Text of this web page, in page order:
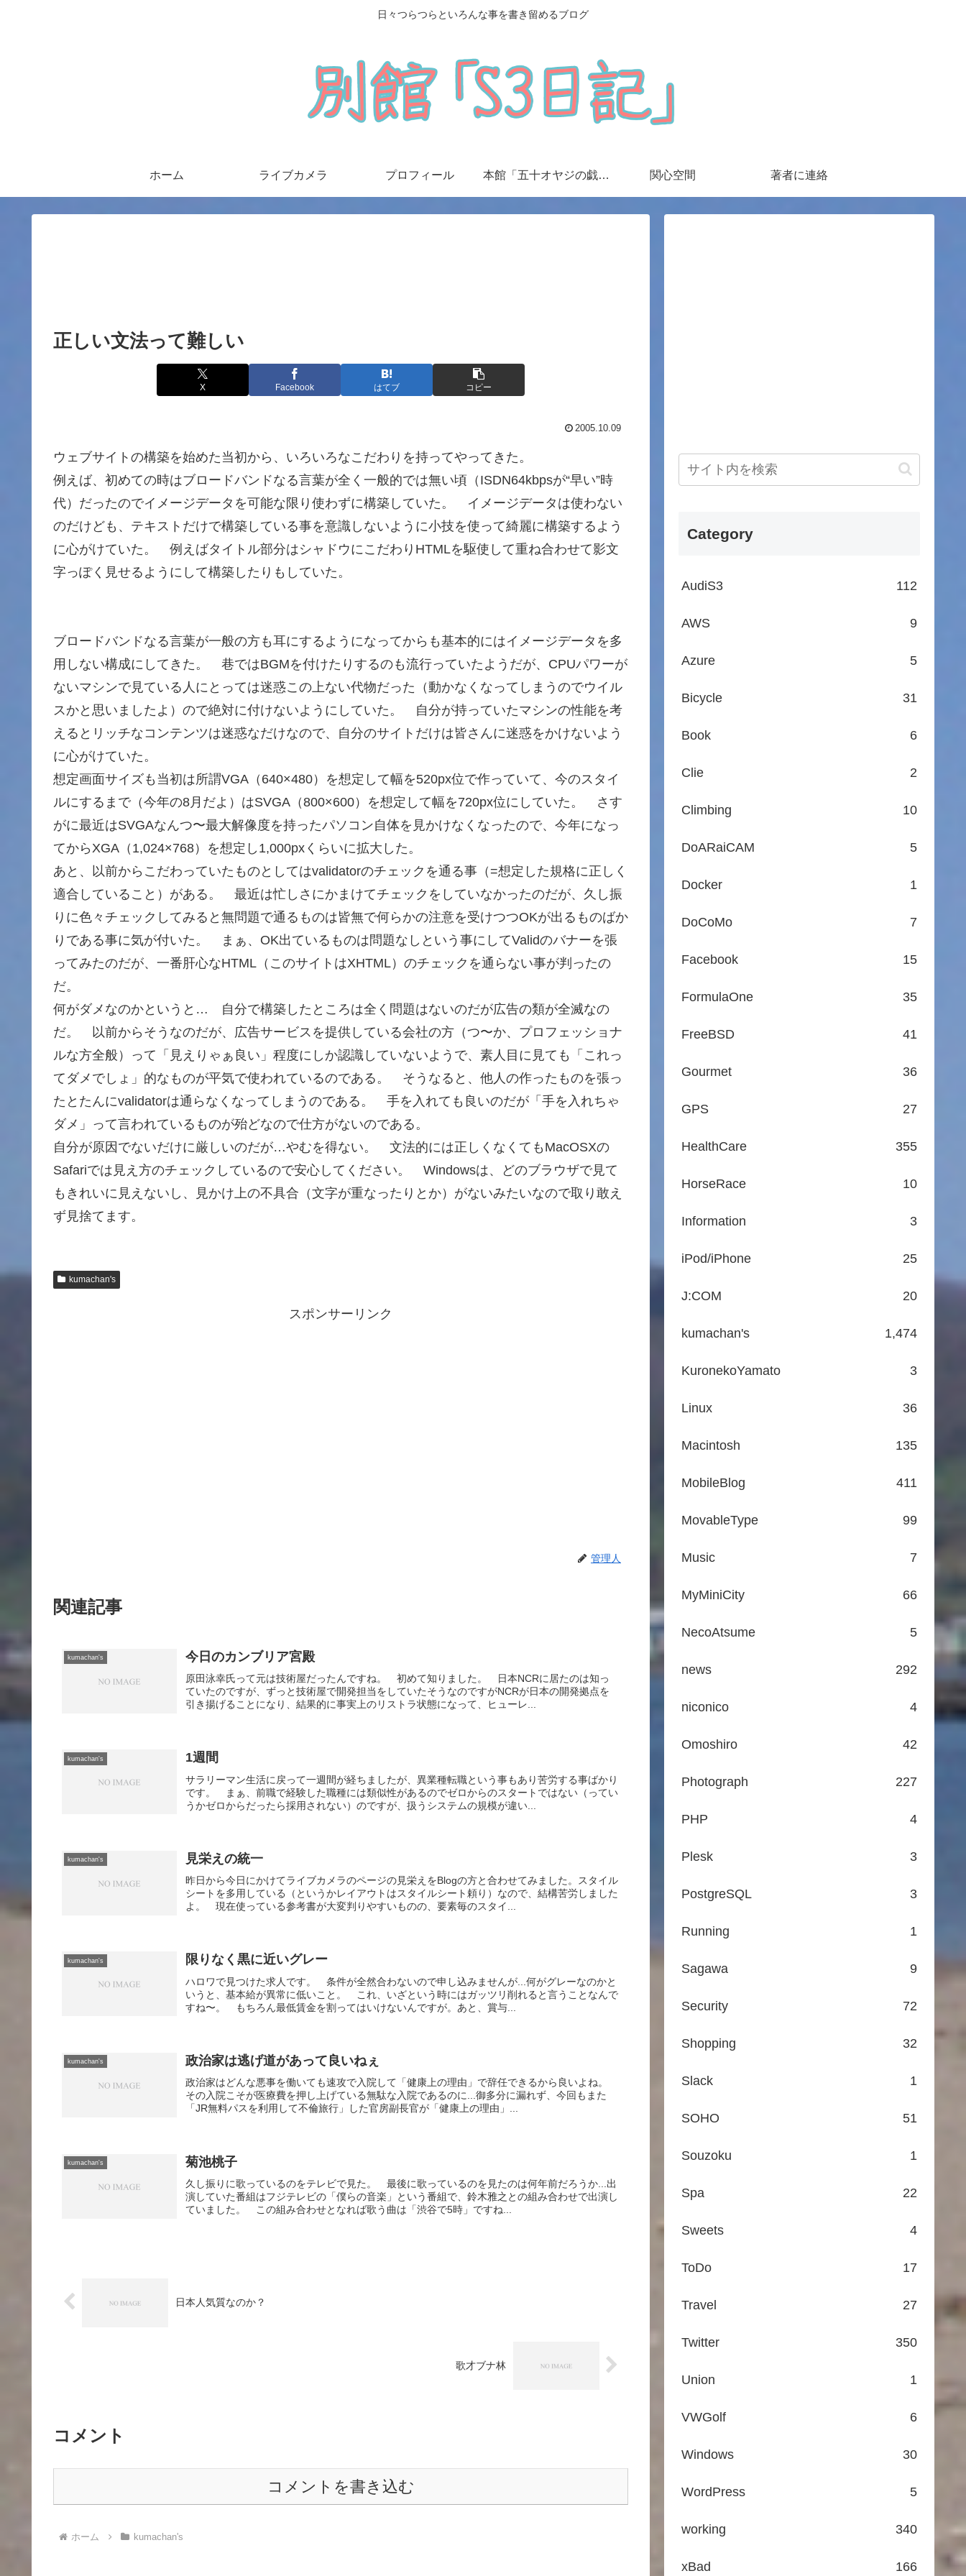
日々つらつらといろんな事を書き留めるブログ
ホーム ライブカメラ プロフィール 本館「五十オヤジの戯言日記」 関心空間 著者に連絡
正しい文法って難しい
X Facebook はてブ コピー
2005.10.09
ウェブサイトの構築を始めた当初から、いろいろなこだわりを持ってやってきた。
例えば、初めての時はブロードバンドなる言葉が全く一般的では無い頃（ISDN64kbpsが“早い”時
代）だったのでイメージデータを可能な限り使わずに構築していた。 イメージデータは使わない
のだけども、テキストだけで構築している事を意識しないように小技を使って綺麗に構築するよう
に心がけていた。 例えばタイトル部分はシャドウにこだわりHTMLを駆使して重ね合わせて影文
字っぽく見せるようにして構築したりもしていた。
ブロードバンドなる言葉が一般の方も耳にするようになってからも基本的にはイメージデータを多
用しない構成にしてきた。 巷ではBGMを付けたりするのも流行っていたようだが、CPUパワーが
ないマシンで見ている人にとっては迷惑この上ない代物だった（動かなくなってしまうのでウイル
スかと思いましたよ）ので絶対に付けないようにしていた。 自分が持っていたマシンの性能を考
えるとリッチなコンテンツは迷惑なだけなので、自分のサイトだけは皆さんに迷惑をかけないよう
に心がけていた。
想定画面サイズも当初は所謂VGA（640×480）を想定して幅を520px位で作っていて、今のスタイ
ルにするまで（今年の8月だよ）はSVGA（800×600）を想定して幅を720px位にしていた。 さす
がに最近はSVGAなんつ〜最大解像度を持ったパソコン自体を見かけなくなったので、今年になっ
てからXGA（1,024×768）を想定し1,000pxくらいに拡大した。
あと、以前からこだわっていたものとしてはvalidatorのチェックを通る事（=想定した規格に正しく
適合していること）がある。 最近は忙しさにかまけてチェックをしていなかったのだが、久し振
りに色々チェックしてみると無問題で通るものは皆無で何らかの注意を受けつつOKが出るものばか
りである事に気が付いた。 まぁ、OK出ているものは問題なしという事にしてValidのバナーを張
ってみたのだが、一番肝心なHTML（このサイトはXHTML）のチェックを通らない事が判ったの
だ。
何がダメなのかというと… 自分で構築したところは全く問題はないのだが広告の類が全滅なの
だ。 以前からそうなのだが、広告サービスを提供している会社の方（つ〜か、プロフェッショナ
ルな方全般）って「見えりゃぁ良い」程度にしか認識していないようで、素人目に見ても「これっ
てダメでしょ」的なものが平気で使われているのである。 そうなると、他人の作ったものを張っ
たとたんにvalidatorは通らなくなってしまうのである。 手を入れても良いのだが「手を入れちゃ
ダメ」って言われているものが殆どなので仕方がないのである。
自分が原因でないだけに厳しいのだが…やむを得ない。 文法的には正しくなくてもMacOSXの
Safariでは見え方のチェックしているので安心してください。 Windowsは、どのブラウザで見て
もきれいに見えないし、見かけ上の不具合（文字が重なったりとか）がないみたいなので取り敢え
ず見捨てます。
kumachan's
スポンサーリンク
管理人
関連記事
kumachan's 今日のカンブリア宮殿
原田泳幸氏って元は技術屋だったんですね。 初めて知りました。 日本NCRに居たのは知っ
ていたのですが、ずっと技術屋で開発担当をしていたそうなのですがNCRが日本の開発拠点を
引き揚げることになり、結果的に事実上のリストラ状態になって、ヒューレ...
kumachan's 1週間
サラリーマン生活に戻って一週間が経ちましたが、異業種転職という事もあり苦労する事ばかり
です。 まぁ、前職で経験した職種には類似性があるのでゼロからのスタートではない（ってい
うかゼロからだったら採用されない）のですが、扱うシステムの規模が違い...
kumachan's 見栄えの統一
昨日から今日にかけてライブカメラのページの見栄えをBlogの方と合わせてみました。スタイル
シートを多用している（というかレイアウトはスタイルシート頼り）なので、結構苦労しました
よ。 現在使っている参考書が大変判りやすいものの、要素毎のスタイ...
kumachan's 限りなく黒に近いグレー
ハロワで見つけた求人です。 条件が全然合わないので申し込みませんが...何がグレーなのかと
いうと、基本給が異常に低いこと。 これ、いざという時にはガッツリ削れると言うことなんで
すね〜。 もちろん最低賃金を割ってはいけないんですが。あと、賞与...
kumachan's 政治家は逃げ道があって良いねぇ
政治家はどんな悪事を働いても速攻で入院して「健康上の理由」で辞任できるから良いよね。
その入院こそが医療費を押し上げている無駄な入院であるのに...御多分に漏れず、今回もまた
「JR無料パスを利用して不倫旅行」した官房副長官が「健康上の理由」...
kumachan's 菊池桃子
久し振りに歌っているのをテレビで見た。 最後に歌っているのを見たのは何年前だろうか...出
演していた番組はフジテレビの「僕らの音楽」という番組で、鈴木雅之との組み合わせで出演し
ていました。 この組み合わせとなれば歌う曲は「渋谷で5時」ですね...
日本人気質なのか？
歌才ブナ林
コメント
コメントを書き込む
ホーム kumachan's
Category
AudiS3 112
AWS 9
Azure 5
Bicycle 31
Book 6
Clie 2
Climbing 10
DoARaiCAM 5
Docker 1
DoCoMo 7
Facebook 15
FormulaOne 35
FreeBSD 41
Gourmet 36
GPS 27
HealthCare 355
HorseRace 10
Information 3
iPod/iPhone 25
J:COM 20
kumachan's 1,474
KuronekoYamato 3
Linux 36
Macintosh 135
MobileBlog 411
MovableType 99
Music 7
MyMiniCity 66
NecoAtsume 5
news 292
niconico 4
Omoshiro 42
Photograph 227
PHP 4
Plesk 3
PostgreSQL 3
Running 1
Sagawa 9
Security 72
Shopping 32
Slack 1
SOHO 51
Souzoku 1
Spa 22
Sweets 4
ToDo 17
Travel 27
Twitter 350
Union 1
VWGolf 6
Windows 30
WordPress 5
working 340
xBad 166